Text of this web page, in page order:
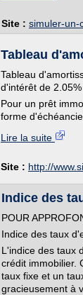
Site : simuler-un-
Tableau
Tableau
d'intérêt de
Pour un prêt
forme
Lire la suite
Site : http://
Indice des
POUR
Indice des taux
L'indice des taux
crédit immobilier.
taux fixe et un
gracieusement à